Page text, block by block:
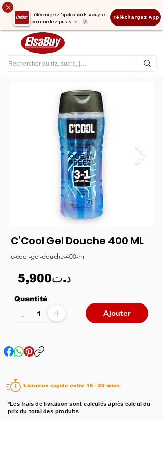
Téléchargez l'application Elsabuy et
commandez plus vite ! 🚀
Téléchargez App
C’Cool Gel Douche 400 ML
c-cool-gel-douche-400-ml
5,900د.ت
Quantité
+
- Ajouter
Livraison rapide entre 15 - 20 mins
*Les frais de livraison sont calculés après calcul du
prix du total des produits